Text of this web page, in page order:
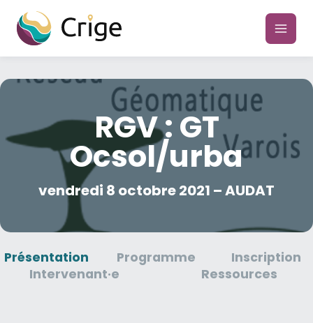
contenu
main
RGV : GT
Ocsol/urba
vendredi 8 octobre 2021 – AUDAT
Présentation Programme
Inscription
Intervenant·e
Ressources